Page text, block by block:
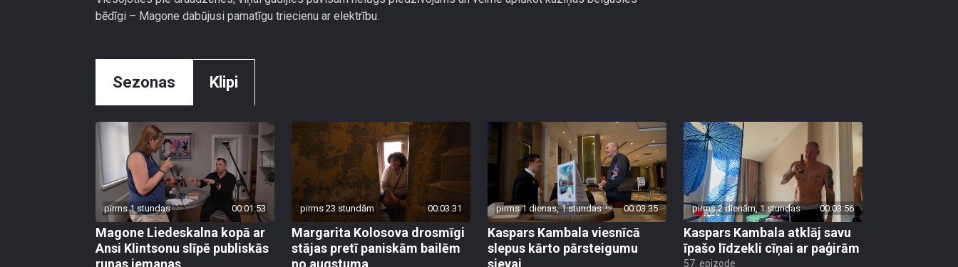
bēdīgi – Magone dabūjusi pamatīgu triecienu ar elektrību.
Sezonas Klipi
pirms 1 stundas 00:01:53
Magone Liedeskalna kopā ar
Ansi Klintsonu slīpē publiskās
runas iemaņas
pirms 23 stundām 00:03:31
Margarita Kolosova drosmīgi
stājas pretī paniskām bailēm
no augstuma
pirms 1 dienas, 1 stundas 00:03:35
Kaspars Kambala viesnīcā
slepus kārto pārsteigumu
sievai
pirms 2 dienām, 1 stundas 00:03:56
Kaspars Kambala atklāj savu
īpašo līdzekli cīņai ar paģirām
57. epizode